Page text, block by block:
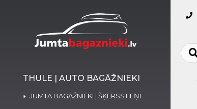
THULE | AUTO BAGĀŽNIEKI
JUMTA BAGĀŽNIEKI | ŠĶĒRSSTIEŅI